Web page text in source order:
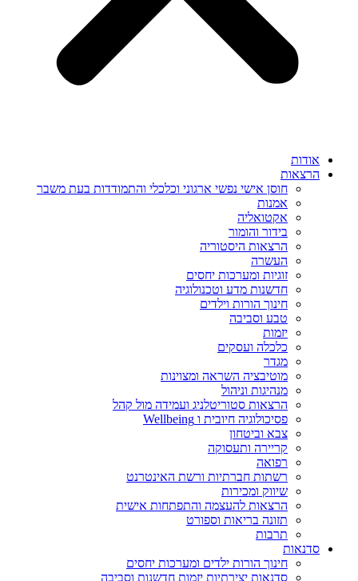
אודות
הרצאות
חוסן אישי נפשי ארגוני וכלכלי והתמודדות בעת משבר
אמנות
אקטואליה
בידור והומור
הרצאות היסטוריה
העשרה
זוגיות ומערכות יחסים
חדשנות מדע וטכנולוגיה
חינוך הורות וילדים
טבע וסביבה
יזמות
כלכלה ועסקים
מגדר
מוטיבציה השראה ומצוינות
מנהיגות וניהול
הרצאות סטוריטלניג ועמידה מול קהל
פסיכולוגיה חיובית ו Wellbeing
צבא וביטחון
קריירה ותעסוקה
רפואה
רשתות חברתיות ורשת האינטרנט
שיווק ומכירות
הרצאות להעצמה והתפתחות אישית
תזונה בריאות וספורט
תרבות
סדנאות
חינוך הורות ילדים ומערכות יחסים
סדנאות יצירתיות יזמות חדשנות וסביבה